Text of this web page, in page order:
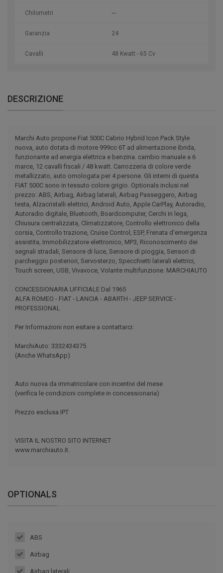
Chilometri ---
Garanzia 24
Cavalli 48 Kwatt - 65 Cv
DESCRIZIONE
Marchi Auto propone Fiat 500C Cabrio Hybrid Icon Pack Style
nuova, auto dotata di motore 999cc 6T ad alimentazione ibrida,
funzionante ad energia elettrica e benzina. cambio manuale a 6
marce, 12 cavalli fiscali / 48 kwatt. Carrozzeria di colore verde
metallizzato, auto omologata per 4 persone. Gli interni di questa
FIAT 500C sono in tessuto colore grigio. Optionals inclusi nel
prezzo: ABS, Airbag, Airbag laterali, Airbag Passeggero, Airbag
testa, Alzacristalli elettrici, Android Auto, Apple CarPlay, Autoradio,
Autoradio digitale, Bluetooth, Boardcomputer, Cerchi in lega,
Chiusura centralizzata, Climatizzatore, Controllo elettronico della
corsia, Controllo trazione, Cruise Control, ESP, Frenata d'emergenza
assistita, Immobilizzatore elettronico, MP3, Riconoscimento dei
segnali stradali, Sensore di luce, Sensore di pioggia, Sensori di
parcheggio posteriori, Servosterzo, Specchietti laterali elettrici,
Touch screen, USB, Vivavoce, Volante multifunzione. MARCHIAUTO
CONCESSIONARIA UFFICIALE Dal 1965
ALFA ROMEO - FIAT - LANCIA - ABARTH - JEEP SERVICE -
PROFESSIONAL
Per Informazioni non esitare a contattarci:
MarchiAuto: 3332434375
(Anche WhatsApp)
Auto nuova da immatricolare con incentivi del mese
(verifica le condizioni complete in concessionaria)
Prezzo esclusa IPT
VISITA IL NOSTRO SITO INTERNET
www.marchiauto.it.
OPTIONALS
ABS
Airbag
Airbag laterali